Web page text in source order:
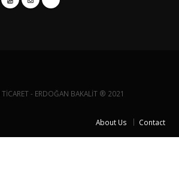
TİCARET - ERDOĞAN BAKALİT ® 2021
About Us Contact